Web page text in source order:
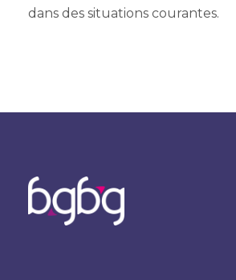
dans des situations courantes.